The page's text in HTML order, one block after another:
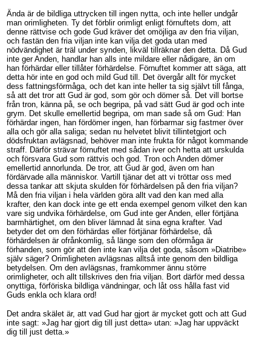
Ända är de bildliga uttrycken till ingen nytta, och inte heller undgår
man orimligheten. Ty det förblir orimligt enligt förnuftets dom, att
denne rättvise och gode Gud kräver det omöjliga av den fria viljan,
och fastän den fria viljan inte kan vilja det goda utan med
nödvändighet är träl under synden, likväl tillräknar den detta. Då Gud
inte ger Anden, handlar han alls inte mildare eller nådigare, än om
han förhärdar eller tillåter förhärdelse. Förnuftet kommer att säga, att
detta hör inte en god och mild Gud till. Det övergår allt för mycket
dess fattningsförmåga, och det kan inte heller ta sig självt till fånga,
så att det tror att Gud är god, som gör och dömer så. Det vill bortse
från tron, känna på, se och begripa, på vad sätt Gud är god och inte
grym. Det skulle emellertid begripa, om man sade så om Gud: Han
förhärdar ingen, han fördömer ingen, han förbarmar sig fastmer över
alla och gör alla saliga; sedan nu helvetet blivit tillintetgjort och
dödsfruktan avlägsnad, behöver man inte frukta för något kommande
straff. Därför strävar förnuftet med sådan iver och hetta att urskulda
och försvara Gud som rättvis och god. Tron och Anden dömer
emellertid annorlunda. De tror, att Gud är god, även om han
fördärvade alla människor. Vartill tjänar det att vi tröttar oss med
dessa tankar att skjuta skulden för förhärdelsen på den fria viljan?
Må den fria viljan i hela världen göra allt vad den kan med alla
krafter, den kan dock inte ge ett enda exempel genom vilket den kan
vare sig undvika förhärdelse, om Gud inte ger Anden, eller förtjäna
barmhärtighet, om den bliver lämnad åt sina egna krafter. Vad
betyder det om den förhärdas eller förtjänar förhärdelse, då
förhärdelsen är ofrånkomlig, så länge som den oförmåga är
förhanden, som gör att den inte kan vilja det goda, såsom »Diatribe»
själv säger? Orimligheten avlägsnas alltså inte genom den bildliga
betydelsen. Om den avlägsnas, framkommer ännu större
orimligheter, och allt tillskrives den fria viljan. Bort därför med dessa
onyttiga, förföriska bildliga vändningar, och låt oss hålla fast vid
Guds enkla och klara ord!
Det andra skälet är, att vad Gud har gjort är mycket gott och att Gud
inte sagt: »Jag har gjort dig till just detta» utan: »Jag har uppväckt
dig till just detta.»